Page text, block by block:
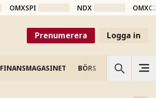
OMXSPI NDX
Prenumerera Logga in
FINANSMAGASINET BÖRS VETENSKAP